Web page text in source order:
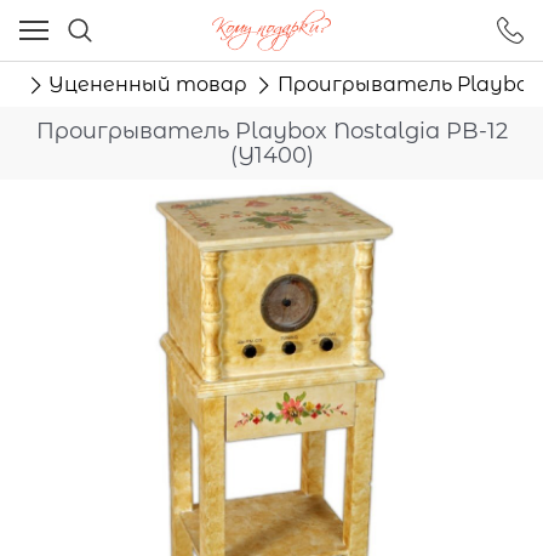
Уцененный товар Проигрыватель Playbox
Проигрыватель Playbox Nostalgia PB-12
(Y1400)
Ваш город - Москва,
угадали?
ДА НЕТ